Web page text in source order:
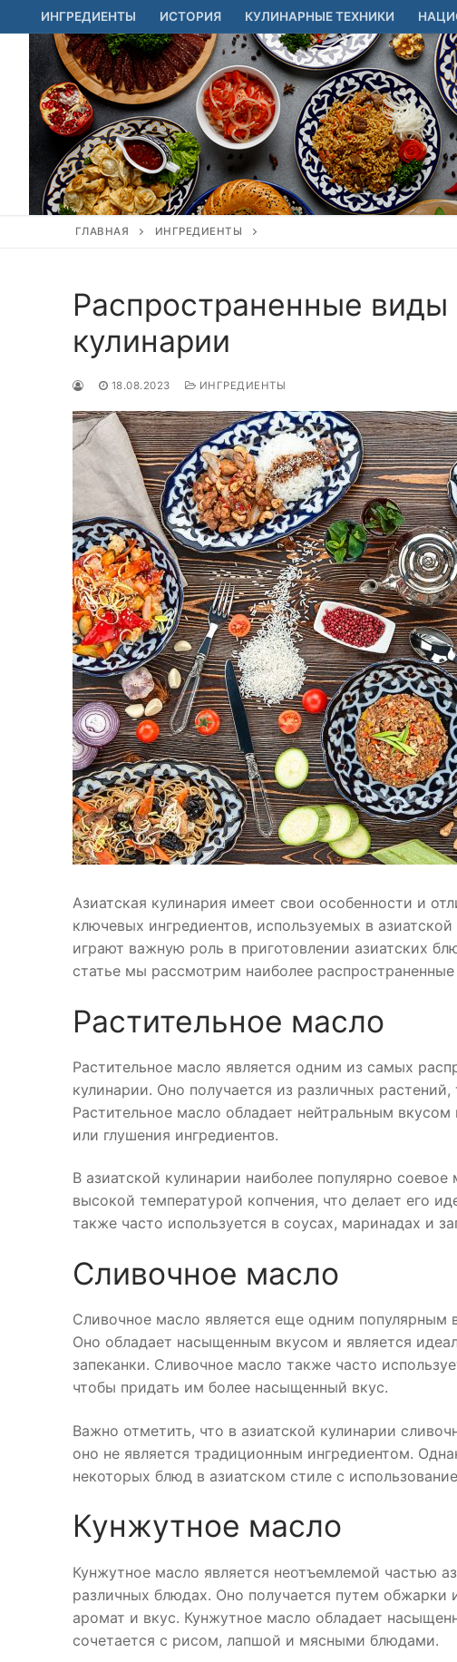
Перейти
к
содержимому
ИНГРЕДИЕНТЫ ИСТОРИЯ КУЛИНАРНЫЕ ТЕХНИКИ
ГЛАВНАЯ ИНГРЕДИЕНТЫ
Распространенные виды
кулинарии
18.08.2023 ИНГРЕДИЕНТЫ
Азиатская кулинария имеет свои особенности и
ключевых ингредиентов, используемых в
играют важную роль в приготовлении азиатских
статье мы рассмотрим наиболее
Растительное масло
Растительное масло является одним из самых
кулинарии. Оно получается из различных
Растительное масло обладает нейтральным
или глушения ингредиентов.
В азиатской кулинарии наиболее популярно
высокой температурой копчения, что делает его
также часто используется в соусах, маринадах и
Сливочное масло
Сливочное масло является еще одним популярным
Оно обладает насыщенным вкусом и является
запеканки. Сливочное масло также часто
чтобы придать им более насыщенный вкус.
Важно отметить, что в азиатской кулинарии
оно не является традиционным ингредиентом.
некоторых блюд в азиатском стиле с
Кунжутное масло
Кунжутное масло является неотъемлемой частью
различных блюдах. Оно получается путем
аромат и вкус. Кунжутное масло обладает
сочетается с рисом, лапшой и мясными блюдами.